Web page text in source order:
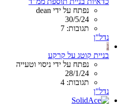
נפתח על ידי dean
30/5/24
תגובות: 7
נדל"ן
נ
בניית קוטג על קרקע
נפתח על ידי ניסוי וטעייה
28/1/24
תגובות: 4
נדל"ן